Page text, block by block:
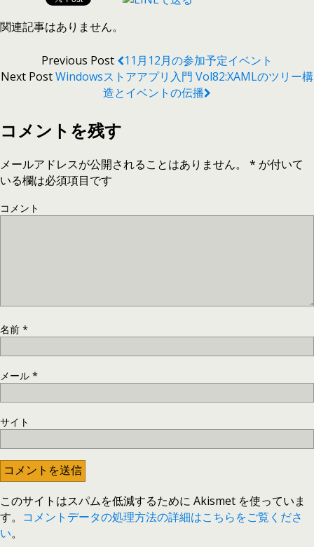
関連記事はありません。
Previous Post
11月12月の参加予定イベント
Next PostWindowsストアアプリ入門 Vol82:XAMLのツリー構
造とイベントの伝播
コメントを残す
メールアドレスが公開されることはありません。 * が付いて
いる欄は必須項目です
コメント
名前 *
メール *
サイト
このサイトはスパムを低減するために Akismet を使っていま
す。 コメントデータの処理方法の詳細はこちらをご覧くださ
い。